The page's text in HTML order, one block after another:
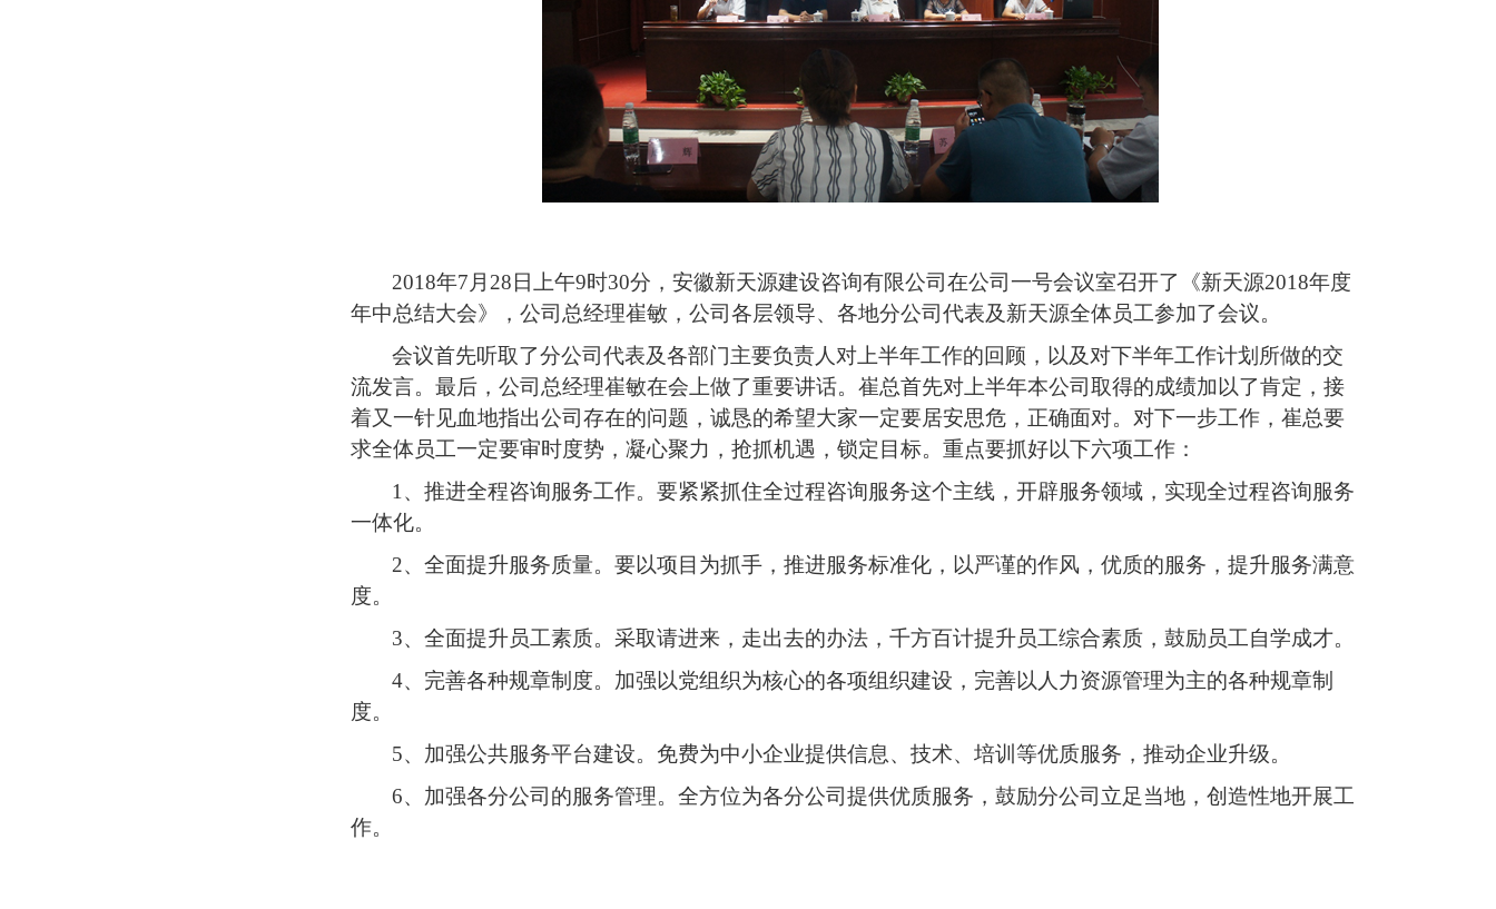
2018年7 月 28 日上午9时30分，安徽新天源建设咨询有限公司在公司一号会议室召开了《新天源2018年度
年中总结大会》，公司总经理崔敏，公司各层领导、各地分公司代表及新天源全体员工参加了会议。
会议首先听取了分公司代表及各部门主要负责人对上半年工作的回顾，以及对下半年工作计划所做的交
流发言。最后，公司总经理崔敏在会上做了重要讲话。崔总首先对上半年本公司取得的成绩加以了肯定，接
着又一针见血地指出公司存在的问题，诚恳的希望大家一定要居安思危，正确面对。对下一步工作，崔总要
求全体员工一定要审时度势，凝心聚力，抢抓机遇，锁定目标。重点要抓好以下六项工作：
1、推进全程咨询服务工作。要紧紧抓住全过程咨询服务这个主线，开辟服务领域，实现全过程咨询服务
一体化。
2、全面提升服务质量。要以项目为抓手，推进服务标准化，以严谨的作风，优质的服务，提升服务满意
度。
3、全面提升员工素质。采取请进来，走出去的办法，千方百计提升员工综合素质，鼓励员工自学成才。
4、 完善各种规章制度。加强以党组织为核心的各项组织建设，完善以人力资源管理为主的各种规章制
度。
5、 加强公共服务平台建设。免费为中小企业提供信息、技术、培训等优质服务，推动企业升级。
6、 加强各分公司的服务管理。全方位为各分公司提供优质服务，鼓励分公司立足当地，创造性地开展工
作。